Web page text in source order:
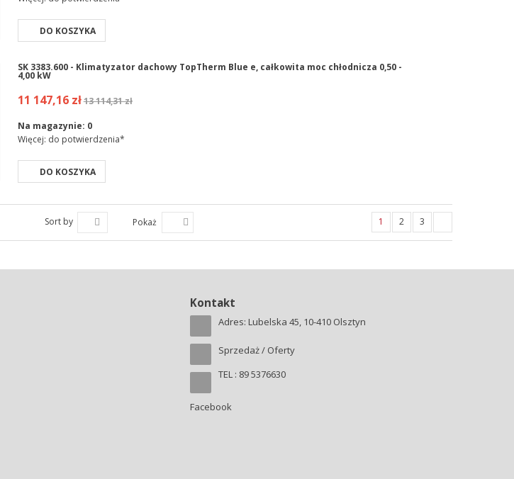
DO KOSZYKA
SK 3383.600 - Klimatyzator dachowy TopTherm Blue e, całkowita moc chłodnicza 0,50 -
4,00 kW
11 147,16 zł13 114,31 zł
Na magazynie: 0
Więcej: do potwierdzenia*
DO KOSZYKA
Sort by Pokaż 1 2 3
Kontakt
Adres: Lubelska 45, 10-410 Olsztyn
Sprzedaż / Oferty
TEL : 89 5376630
Facebook